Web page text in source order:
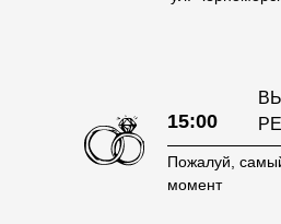
15:00
Пожалуй,
момент